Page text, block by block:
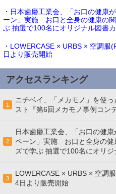
・日本歯磨工業会、「お口の健康
ーン」実施 お口と全身の健康の
ぶ 抽選で100名にオリジナル図書
・LOWERCASE × URBS × 空調
日より販売開始
アクセスランキング
1
ニチベイ、「メカモノ」を使
スト『第6回メカモノ事例コン
2
日本歯磨工業会、「お口の健
ペーン」実施 お口と全身の健
ズで学ぶ 抽選で100名にオリ
3
LOWERCASE × URBS × 空調
4日より販売開始